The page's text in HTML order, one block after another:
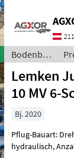
Steinsicherung,
Vorschäler EDV
Volldrehpfl
/ Lemken
Lemken
10 MV 6-
Bj. 2020
Pflug-Bauart:
hydraulisch,